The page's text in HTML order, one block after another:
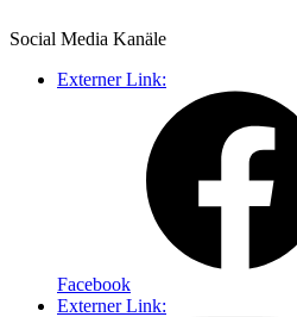
Social Media Kanäle
Externer Link:
Facebook
Externer Link: